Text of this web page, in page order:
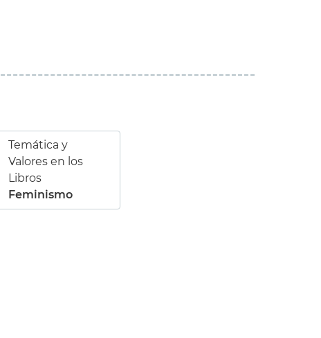
Temática y
Valores en los
Libros
Feminismo